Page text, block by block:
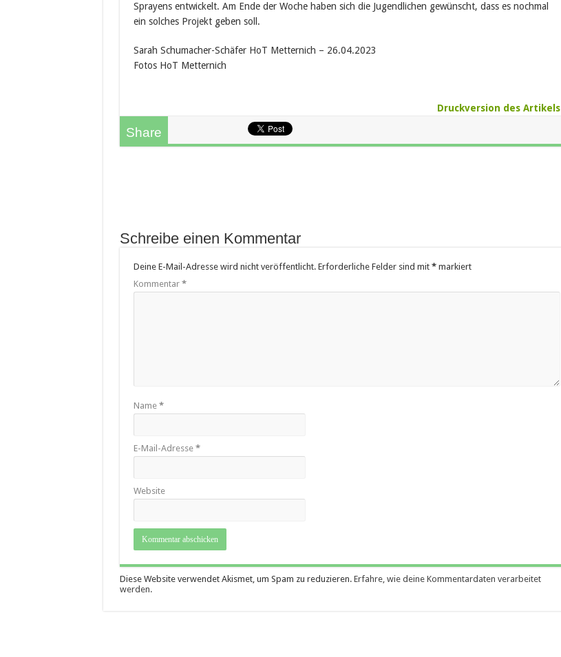
Sprayens entwickelt. Am Ende der Woche haben sich die Jugendlichen gewünscht, dass es nochmal
ein solches Projekt geben soll.
Sarah Schumacher-Schäfer HoT Metternich – 26.04.2023
Fotos HoT Metternich
Druckversion des Artikels
Share
Schreibe einen Kommentar
Deine E-Mail-Adresse wird nicht veröffentlicht. Erforderliche Felder sind mit *markiert
Kommentar *
Name *
E-Mail-Adresse *
Website
Diese Website verwendet Akismet, um Spam zu reduzieren. Erfahre, wie deine Kommentardaten verarbeitet
werden.